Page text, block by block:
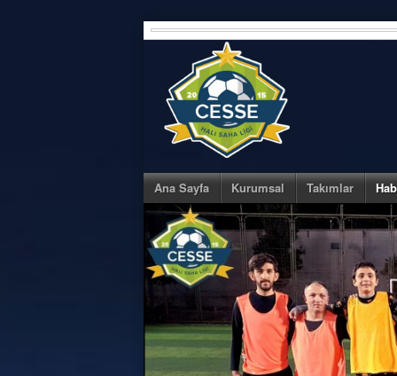
Skip
to
Ana Sayfa Kurumsal Takımlar